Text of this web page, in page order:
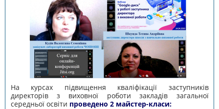
На курсах підвищення кваліфікації заступників
директорів з виховної роботи закладів загальної
середньої освіти проведено 2 майстер-класи: